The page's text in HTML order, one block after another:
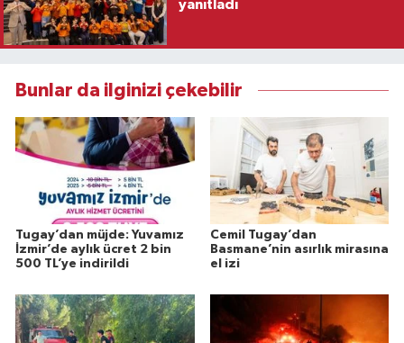
yanıtladı
Bunlar da ilginizi çekebilir
Tugay’dan müjde: Yuvamız
İzmir’de aylık ücret 2 bin
500 TL’ye indirildi
Cemil Tugay’dan
Basmane’nin asırlık mirasına
el izi